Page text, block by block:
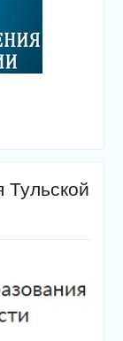
Тульской